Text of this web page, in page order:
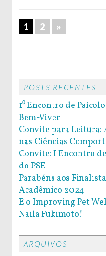
1 2 »
POSTS RECENTES
1⁰ Encontro de
Bem-Viver
Convite para Leitura:
nas Ciências
Convite: I Encontro
do PSE
Parabéns aos
Acadêmico 2024
E o Improving Pet
Naila Fukimoto!
ARQUIVOS